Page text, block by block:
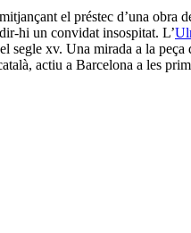
el préstec d’una obra
hi un convidat insospitat. L’
xv. Una mirada a la
actiu a Barcelona a les